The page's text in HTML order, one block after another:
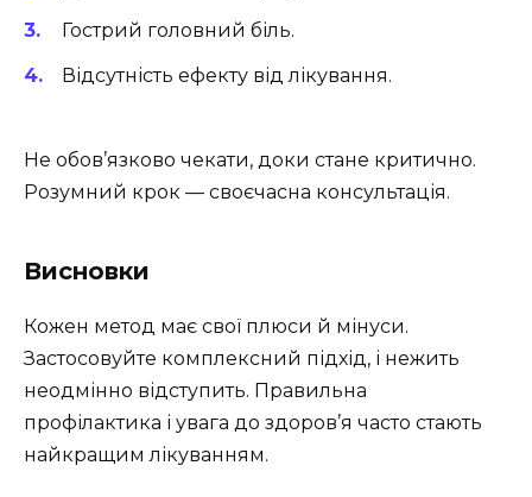
Гострий головний біль.
Відсутність ефекту від лікування.
Не обов’язково чекати, доки стане критично.
Розумний крок — своєчасна консультація.
Висновки
Кожен метод має свої плюси й мінуси.
Застосовуйте комплексний підхід, і нежить
неодмінно відступить. Правильна
профілактика і увага до здоров’я часто стають
найкращим лікуванням.